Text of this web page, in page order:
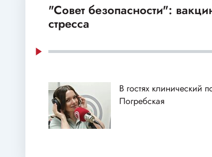
"Совет безопасности":
стресса
В гостях клинический
Погребская